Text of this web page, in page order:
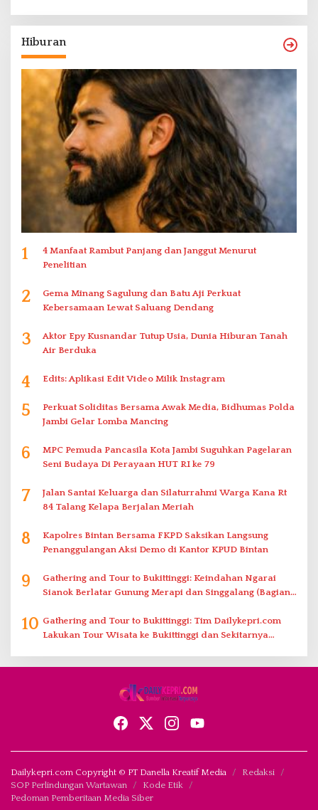
Hiburan
1
4 Manfaat Rambut Panjang dan Janggut Menurut
Penelitian
2
Gema Minang Sagulung dan Batu Aji Perkuat
Kebersamaan Lewat Saluang Dendang
3
Aktor Epy Kusnandar Tutup Usia, Dunia Hiburan Tanah
Air Berduka
4 Edits: Aplikasi Edit Video Milik Instagram
5
Perkuat Soliditas Bersama Awak Media, Bidhumas Polda
Jambi Gelar Lomba Mancing
6
MPC Pemuda Pancasila Kota Jambi Suguhkan Pagelaran
Seni Budaya Di Perayaan HUT RI ke 79
7
Jalan Santai Keluarga dan Silaturrahmi Warga Kana Rt
84 Talang Kelapa Berjalan Meriah
8
Kapolres Bintan Bersama FKPD Saksikan Langsung
Penanggulangan Aksi Demo di Kantor KPUD Bintan
9
Gathering and Tour to Bukittinggi: Keindahan Ngarai
Sianok Berlatar Gunung Merapi dan Singgalang (Bagian
10 Gathering and Tour to Bukittinggi: Tim Dailykepri.com
Lakukan Tour Wisata ke Bukittinggi dan Sekitarnya
Dailykepri.com Copyright © PT Danella Kreatif Media
Redaksi
SOP Perlindungan Wartawan
Kode Etik
Pedoman Pemberitaan Media Siber